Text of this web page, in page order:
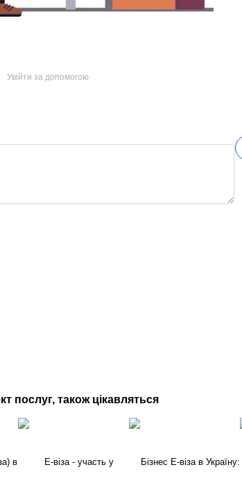
Увійти за допомогою
послуг, також цікавляться